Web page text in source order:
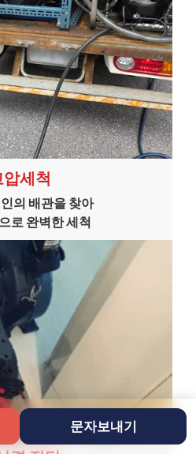
문자보내기
압세척
의 배관을 찾아
로 완벽한 세척